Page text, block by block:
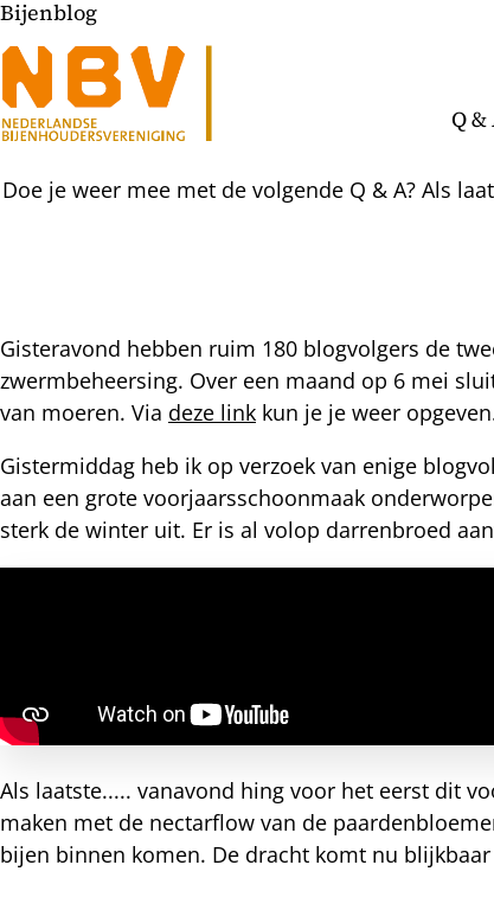
Bijenblog
Q
Doe je weer mee met de volgende Q & A? Als
Gisteravond hebben ruim 180 blogvolgers de
zwermbeheersing. Over een maand op 6 mei
van moeren. Via deze link kun je je weer
Gistermiddag heb ik op verzoek van enige
aan een grote voorjaarsschoonmaak
sterk de winter uit. Er is al volop darrenbroed
Als laatste..... vanavond hing voor het eerst dit
maken met de nectarflow van de
bijen binnen komen. De dracht komt nu